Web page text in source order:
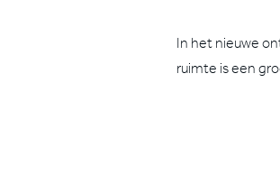
In het nieuwe
ruimte is een